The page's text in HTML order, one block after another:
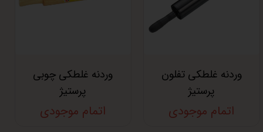
وردنه غلطکی تفلون
پرستیژ
اتمام موجودی
وردنه غلطکی چوبی
پرستیژ
اتمام موجودی